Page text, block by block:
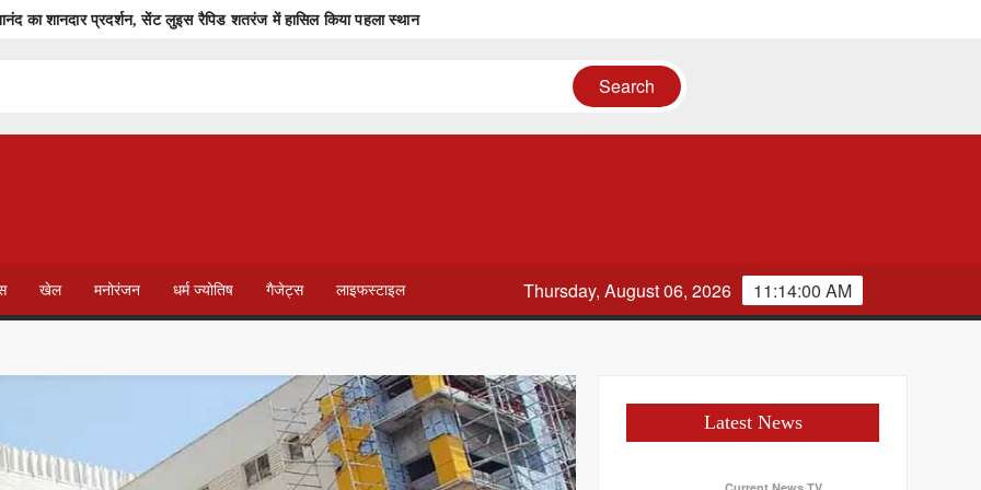
का शानदार प्रदर्शन, सेंट लुइस रैपिड शतरंज में हासिल किया पहला स्थान
ठोस सबूत
रिपोर्ट
खेल मनोरंजन धर्म ज्योतिष गैजेट्स लाइफस्टाइल 11:14:01 AM
Thursday, August 06, 2026
Latest News